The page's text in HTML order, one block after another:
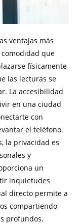
ventajas más
que
físicamente
las lecturas se
La accesibilidad
en una ciudad
con
el teléfono.
la privacidad es
y
un
inquietudes
directo permite a
compartiendo
profundos.